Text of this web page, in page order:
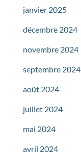
janvier 2025
décembre 2024
novembre 2024
septembre 2024
août 2024
juillet 2024
mai 2024
avril 2024